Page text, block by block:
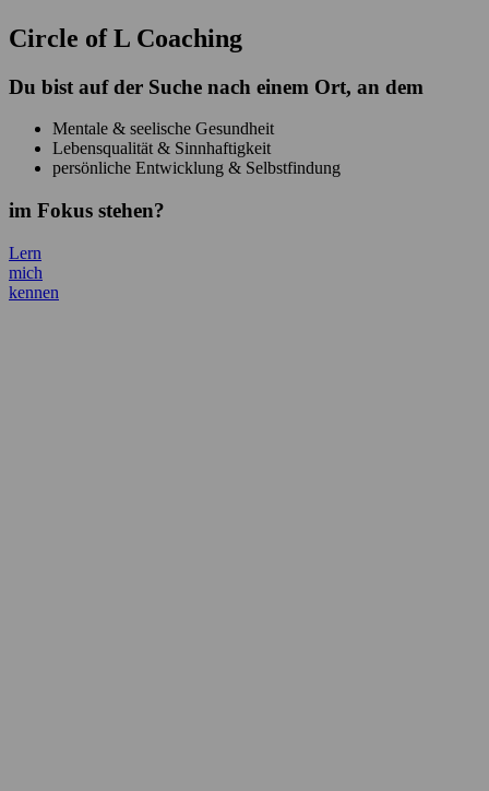
Circle of L Coaching
Du bist auf der Suche nach einem Ort, an dem
Mentale & seelische Gesundheit
Lebensqualität & Sinnhaftigkeit
persönliche Entwicklung & Selbstfindung
im Fokus stehen?
Lern
mich
kennen